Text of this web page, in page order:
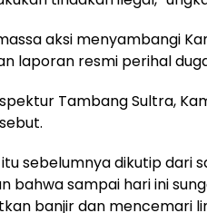
aksi menyambangi
laporan resmi perihal
Tambang Sultra,
sebelumnya dikutip dari
bahwa sampai hari ini
banjir dan mencemari